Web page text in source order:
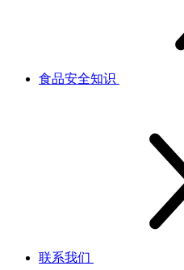
食品安全知识
联系我们